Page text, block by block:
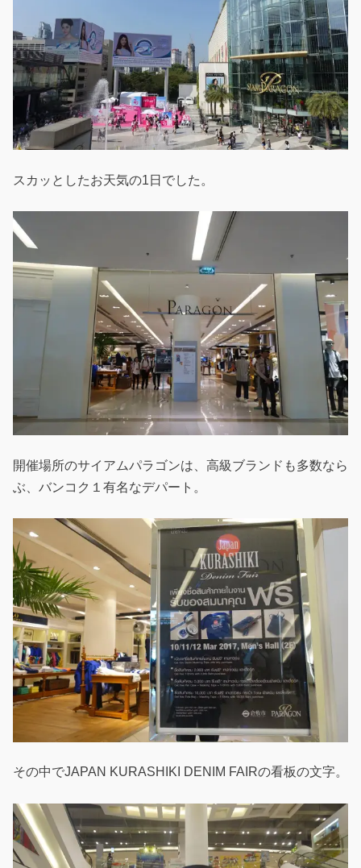
スカッとしたお天気の1日でした。
開催場所のサイアムパラゴンは、高級ブランドも多数なら
ぶ、バンコク１有名なデパート。
その中でJAPAN KURASHIKI DENIM FAIRの看板の文字。